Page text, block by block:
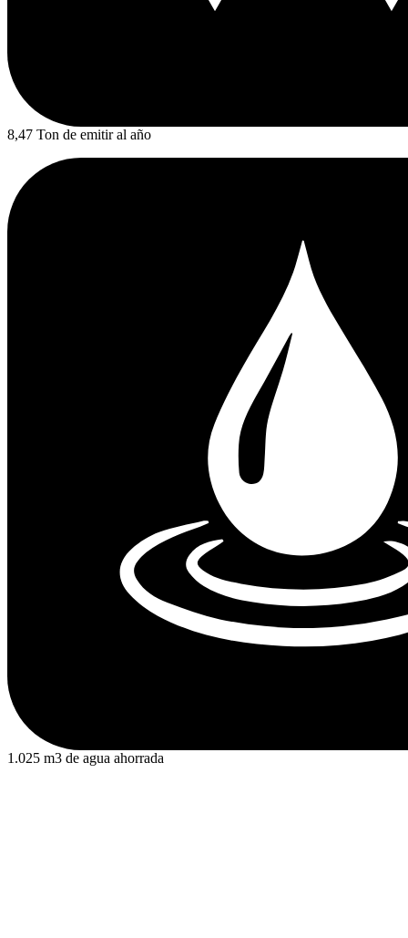
8,47 Ton de emitir al año
1.025 m3 de agua ahorrada